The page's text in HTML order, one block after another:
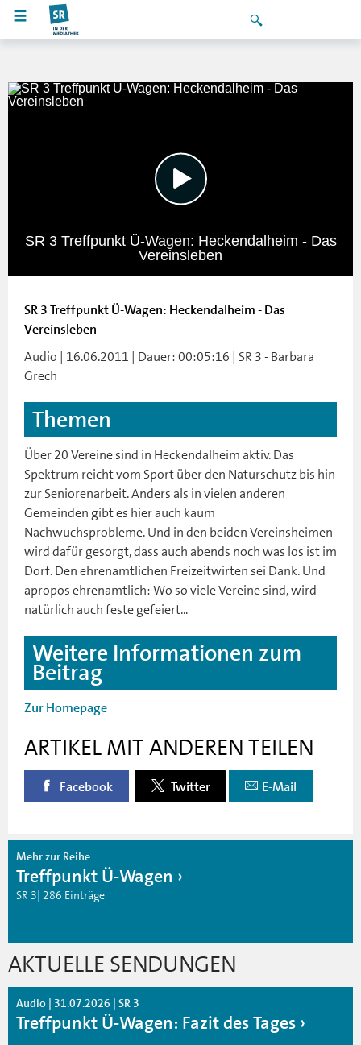
SR 3 Treffpunkt Ü-Wagen: Heckendalheim - Das
Vereinsleben
SR 3 Treffpunkt Ü-Wagen: Heckendalheim - Das
Vereinsleben
Audio | 16.06.2011 | Dauer: 00:05:16 | SR 3 - Barbara
Grech
Themen
Über 20 Vereine sind in Heckendalheim aktiv. Das
Spektrum reicht vom Sport über den Naturschutz bis hin
zur Seniorenarbeit. Anders als in vielen anderen
Gemeinden gibt es hier auch kaum
Nachwuchsprobleme. Und in den beiden Vereinsheimen
wird dafür gesorgt, dass auch abends noch was los ist im
Dorf. Den ehrenamtlichen Freizeitwirten sei Dank. Und
apropos ehrenamtlich: Wo so viele Vereine sind, wird
natürlich auch feste gefeiert...
Weitere Informationen zum
Beitrag
Zur Homepage
ARTIKEL MIT ANDEREN TEILEN
Facebook Twitter E-Mail
Mehr zur Reihe
Treffpunkt Ü-Wagen
SR 3| 286 Einträge
AKTUELLE SENDUNGEN
Audio | 31.07.2026 | SR 3
Treffpunkt Ü-Wagen: Fazit des Tages